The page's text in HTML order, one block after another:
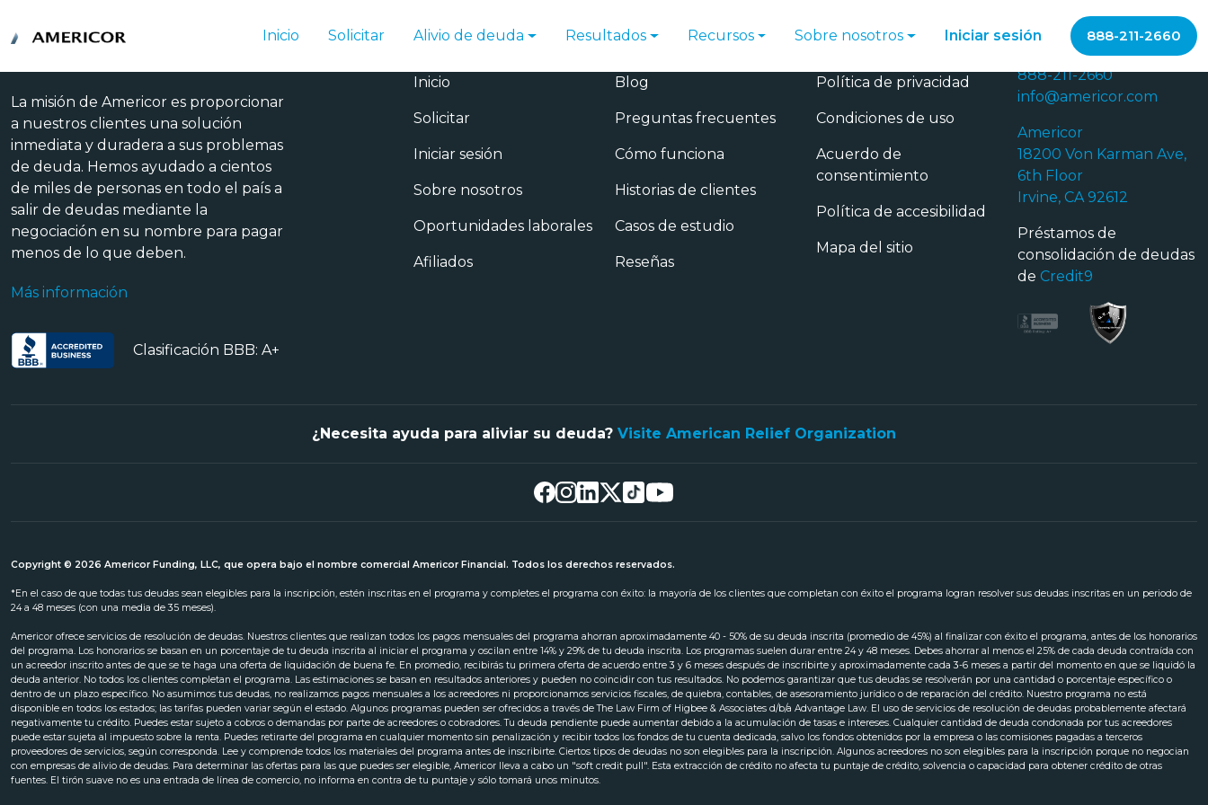
Inicio Solicitar Alivio de deuda Resultados Recursos Sobre nosotros Iniciar sesión 888-211-2660
La misión de Americor es proporcionar
a nuestros clientes una solución
inmediata y duradera a sus problemas
de deuda. Hemos ayudado a cientos
de miles de personas en todo el país a
salir de deudas mediante la
negociación en su nombre para pagar
menos de lo que deben.
Más información
Clasificación BBB: A+
Principal
Inicio
Solicitar
Iniciar sesión
Sobre nosotros
Oportunidades laborales
Afiliados
Recursos
Blog
Preguntas frecuentes
Cómo funciona
Historias de clientes
Casos de estudio
Reseñas
Privacidad
Política de privacidad
Condiciones de uso
Acuerdo de
consentimiento
Política de accesibilidad
Mapa del sitio
Contáctanos
888-211-2660
info@americor.com
Americor
18200 Von Karman Ave,
6th Floor
Irvine, CA 92612
Préstamos de
consolidación de deudas
de Credit9
¿Necesita ayuda para aliviar su deuda? Visite American Relief Organization
Copyright © 2026 Americor Funding, LLC, que opera bajo el nombre comercial Americor Financial. Todos los derechos reservados.
*En el caso de que todas tus deudas sean elegibles para la inscripción, estén inscritas en el programa y completes el programa con éxito: la mayoría de los clientes que completan con éxito el programa logran resolver sus deudas inscritas en un periodo de
24 a 48 meses (con una media de 35 meses).
Americor ofrece servicios de resolución de deudas. Nuestros clientes que realizan todos los pagos mensuales del programa ahorran aproximadamente 40 - 50% de su deuda inscrita (promedio de 45%) al finalizar con éxito el programa, antes de los honorarios
del programa. Los honorarios se basan en un porcentaje de tu deuda inscrita al iniciar el programa y oscilan entre 14% y 29% de tu deuda inscrita. Los programas suelen durar entre 24 y 48 meses. Debes ahorrar al menos el 25% de cada deuda contraída con
un acreedor inscrito antes de que se te haga una oferta de liquidación de buena fe. En promedio, recibirás tu primera oferta de acuerdo entre 3 y 6 meses después de inscribirte y aproximadamente cada 3-6 meses a partir del momento en que se liquidó la
deuda anterior. No todos los clientes completan el programa. Las estimaciones se basan en resultados anteriores y pueden no coincidir con tus resultados. No podemos garantizar que tus deudas se resolverán por una cantidad o porcentaje específico o
dentro de un plazo específico. No asumimos tus deudas, no realizamos pagos mensuales a los acreedores ni proporcionamos servicios fiscales, de quiebra, contables, de asesoramiento jurídico o de reparación del crédito. Nuestro programa no está
disponible en todos los estados; las tarifas pueden variar según el estado. Algunos programas pueden ser ofrecidos a través de The Law Firm of Higbee & Associates d/b/a Advantage Law. El uso de servicios de resolución de deudas probablemente afectará
negativamente tu crédito. Puedes estar sujeto a cobros o demandas por parte de acreedores o cobradores. Tu deuda pendiente puede aumentar debido a la acumulación de tasas e intereses. Cualquier cantidad de deuda condonada por tus acreedores
puede estar sujeta al impuesto sobre la renta. Puedes retirarte del programa en cualquier momento sin penalización y recibir todos los fondos de tu cuenta dedicada, salvo los fondos obtenidos por la empresa o las comisiones pagadas a terceros
proveedores de servicios, según corresponda. Lee y comprende todos los materiales del programa antes de inscribirte. Ciertos tipos de deudas no son elegibles para la inscripción. Algunos acreedores no son elegibles para la inscripción porque no negocian
con empresas de alivio de deudas. Para determinar las ofertas para las que puedes ser elegible, Americor lleva a cabo un "soft credit pull". Esta extracción de crédito no afecta tu puntaje de crédito, solvencia o capacidad para obtener crédito de otras
fuentes. El tirón suave no es una entrada de línea de comercio, no informa en contra de tu puntaje y sólo tomará unos minutos.